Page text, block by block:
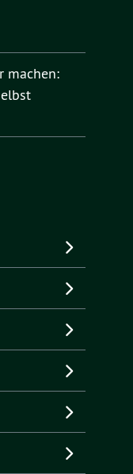
machen: